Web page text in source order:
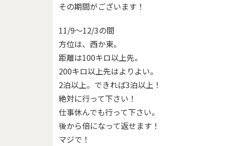
その期間がございます！
11/9～12/3の間
方位は、西か東。
距離は100キロ以上先。
200キロ以上先はよりよい。
2泊以上。できれば3泊以上！
絶対に行って下さい！
仕事休んでも行って下さい。
後から倍になって返せます！
マジで！